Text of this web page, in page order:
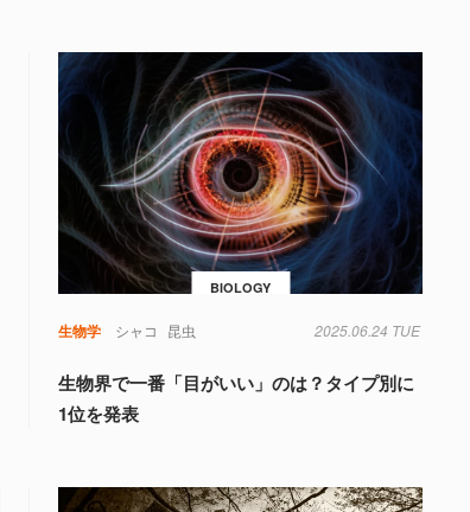
BIOLOGY
生物学 シャコ 昆虫 2025.06.24 TUE
生物界で一番「目がいい」のは？タイプ別に
1位を発表